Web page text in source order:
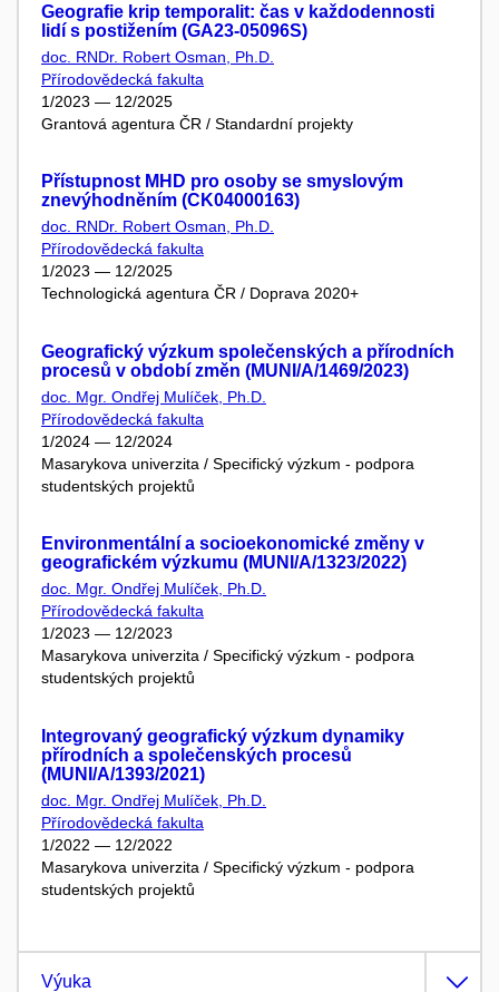
Geografie krip temporalit: čas v každodennosti
lidí s postižením (GA23-05096S)
doc. RNDr. Robert Osman, Ph.D.
Přírodovědecká fakulta
1/2023 — 12/2025
Grantová agentura ČR / Standardní projekty
Přístupnost MHD pro osoby se smyslovým
znevýhodněním (CK04000163)
doc. RNDr. Robert Osman, Ph.D.
Přírodovědecká fakulta
1/2023 — 12/2025
Technologická agentura ČR / Doprava 2020+
Geografický výzkum společenských a přírodních
procesů v období změn (MUNI/A/1469/2023)
doc. Mgr. Ondřej Mulíček, Ph.D.
Přírodovědecká fakulta
1/2024 — 12/2024
Masarykova univerzita / Specifický výzkum - podpora
studentských projektů
Environmentální a socioekonomické změny v
geografickém výzkumu (MUNI/A/1323/2022)
doc. Mgr. Ondřej Mulíček, Ph.D.
Přírodovědecká fakulta
1/2023 — 12/2023
Masarykova univerzita / Specifický výzkum - podpora
studentských projektů
Integrovaný geografický výzkum dynamiky
přírodních a společenských procesů
(MUNI/A/1393/2021)
doc. Mgr. Ondřej Mulíček, Ph.D.
Přírodovědecká fakulta
1/2022 — 12/2022
Masarykova univerzita / Specifický výzkum - podpora
studentských projektů
Výuka